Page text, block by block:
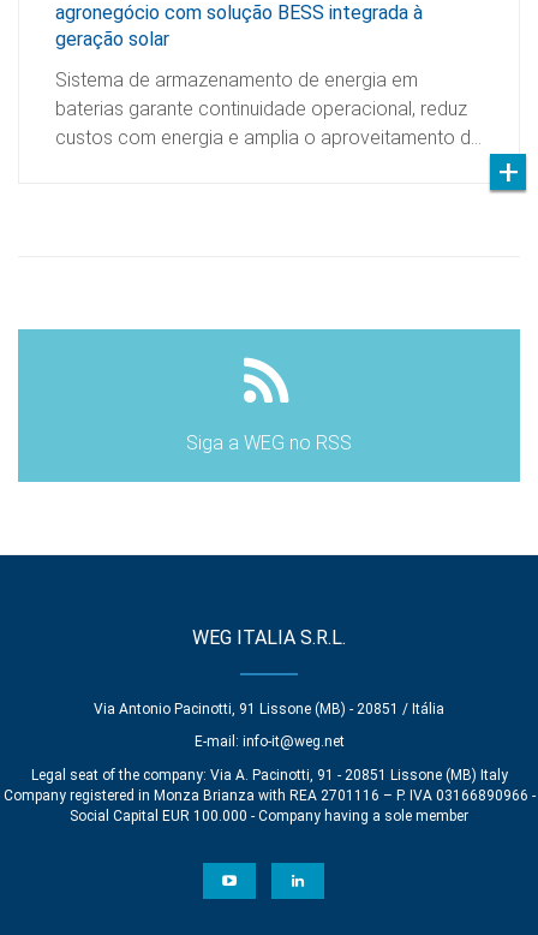
agronegócio com solução BESS integrada à
geração solar
Sistema de armazenamento de energia em
baterias garante continuidade operacional, reduz
custos com energia e amplia o aproveitamento d…
Siga a WEG no RSS
WEG ITALIA S.R.L.
Via Antonio Pacinotti, 91 Lissone (MB) - 20851 / Itália
E-mail: info-it@weg.net
Legal seat of the company: Via A. Pacinotti, 91 - 20851 Lissone (MB) Italy
Company registered in Monza Brianza with REA 2701116 – P. IVA 03166890966 -
Social Capital EUR 100.000 - Company having a sole member